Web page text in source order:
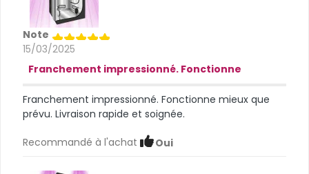
Note
15/03/2025
Franchement impressionné. Fonctionne
Franchement impressionné. Fonctionne mieux que
prévu. Livraison rapide et soignée.
Recommandé à l'achat Oui